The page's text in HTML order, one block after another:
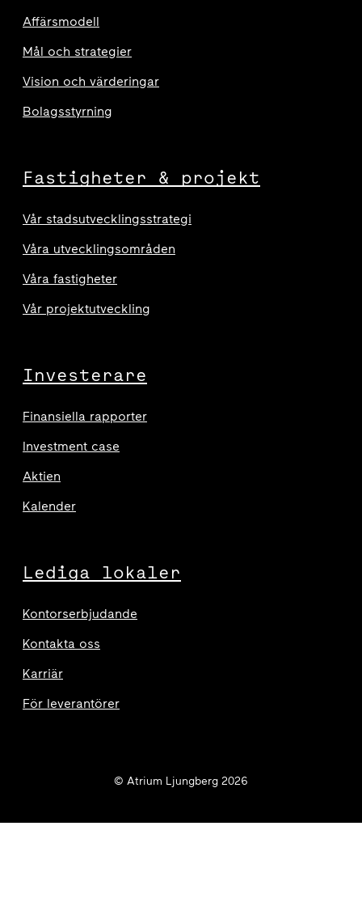
Affärsmodell
Mål och strategier
Vision och värderingar
Bolagsstyrning
Fastigheter & projekt
Vår stadsutvecklingsstrategi
Våra utvecklingsområden
Våra fastigheter
Vår projektutveckling
Investerare
Finansiella rapporter
Investment case
Aktien
Kalender
Lediga lokaler
Kontorserbjudande
Kontakta oss
Karriär
För leverantörer
© Atrium Ljungberg 2026